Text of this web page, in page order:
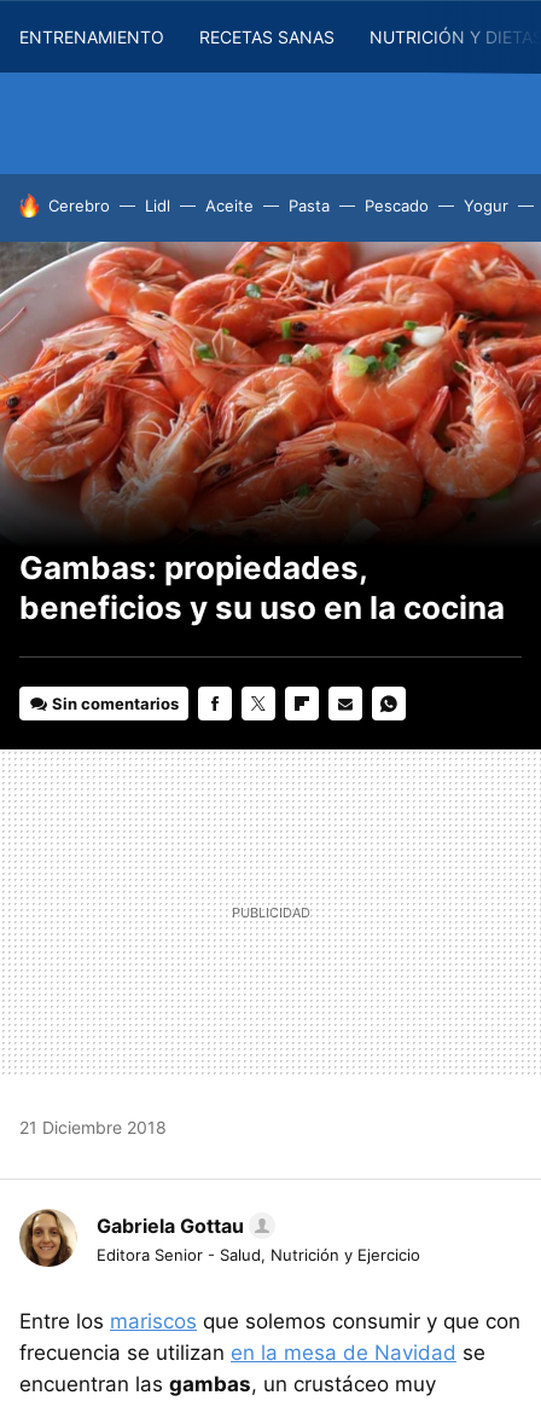
ENTRENAMIENTO RECETAS SANAS NUTRICIÓN Y
HOY SE HABLA DE
Cerebro Lidl Aceite Pasta Pescado Yogur
Gambas: propiedades,
beneficios y su uso en la cocina
Sin comentarios
MAIL
21 Diciembre 2018
Gabriela Gottau
Editora Senior - Salud, Nutrición y Ejercicio
Entre los mariscos que solemos consumir y que con
frecuencia se utilizan en la mesa de Navidad se
encuentran las gambas, un crustáceo muy